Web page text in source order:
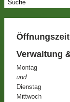
Verwaltung
Montag
und
Dienstag
Mittwoch